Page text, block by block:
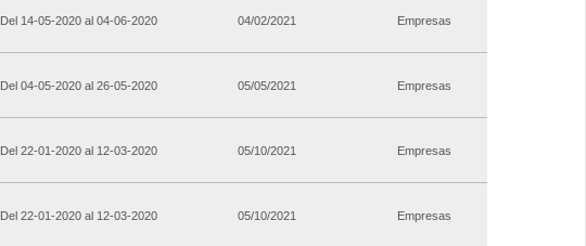
Del 14-05-2020 al 04-06-2020 04/02/2021 Empresas
Del 04-05-2020 al 26-05-2020 05/05/2021 Empresas
Del 22-01-2020 al 12-03-2020 05/10/2021 Empresas
Del 22-01-2020 al 12-03-2020 05/10/2021 Empresas